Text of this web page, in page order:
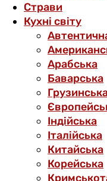
Страви
Кухні світу
Арабська
Баварська
Індійська
Італійська
Китайська
Корейська